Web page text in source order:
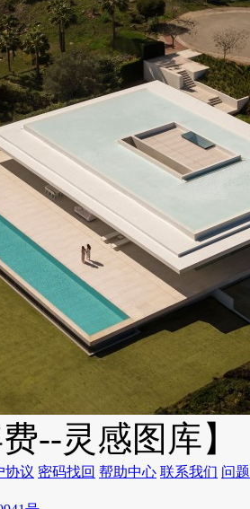
--灵感图库】
协议 密码找回 帮助中心 联系我们 问